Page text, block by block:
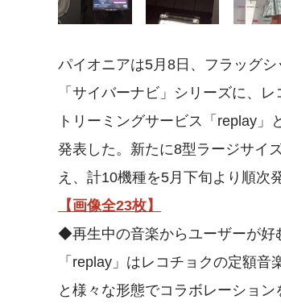
パイオニアは5月8日、フラッグ
「サイバーナビ」シリーズに、
トリーミングサービス「replay」
発表した。新たに8型ラージサイ
え、計10機種を5月下旬より順次
【画像全23枚】
◆再生中の音楽からユーザーが好
「replay」はレコチョクの定額
と様々な形態でコラボレーショ